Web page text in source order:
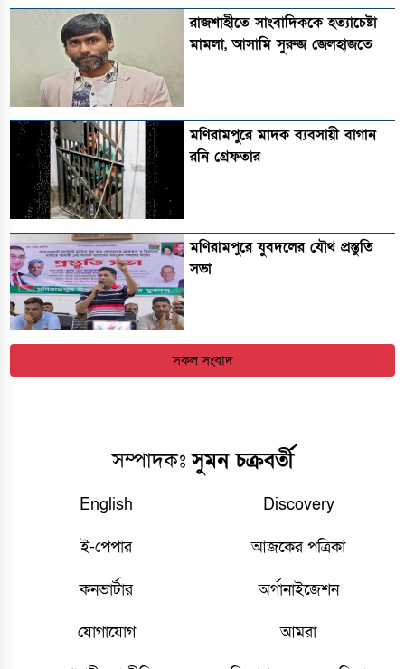
রাজশাহীতে সাংবাদিককে হত্যাচেষ্টা
মামলা, আসামি সুরুজ জেলহাজতে
মণিরামপুরে মাদক ব্যবসায়ী বাগান
রনি গ্রেফতার
মণিরামপুরে যুবদলের যৌথ প্রস্তুতি
সভা
সকল সংবাদ
সম্পাদকঃসুমন চক্রবর্তী
English Discovery
ই-পেপার আজকের পত্রিকা
কনভার্টার অর্গানাইজেশন
যোগাযোগ আমরা